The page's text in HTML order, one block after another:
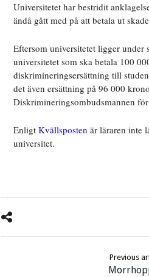
Universitetet har bestridit
ändå gått med på att betala ut
Eftersom universitetet ligger under
universitetet som ska betala 100
diskrimineringsersättning till
det även ersättning på 96 000
Diskrimineringsombudsmannen
EnligtKvällsposten är läraren inte
universitet.
Previous